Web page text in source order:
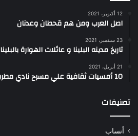
12 أكتوبر، 2021
اصل العرب ومن هم قحطان وعدنان
23 سبتمبر، 2021
تاريخ مدينه البلينا و عائلات الهوارة بالبلينا
21 أبريل، 2021
10 أمسيات ثقافية علي مسرح نادي مطروح الإجتماعي في رمضان
تصنيفات
أنساب